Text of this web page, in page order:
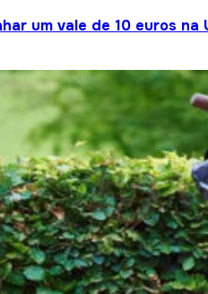
um vale de 10 euros